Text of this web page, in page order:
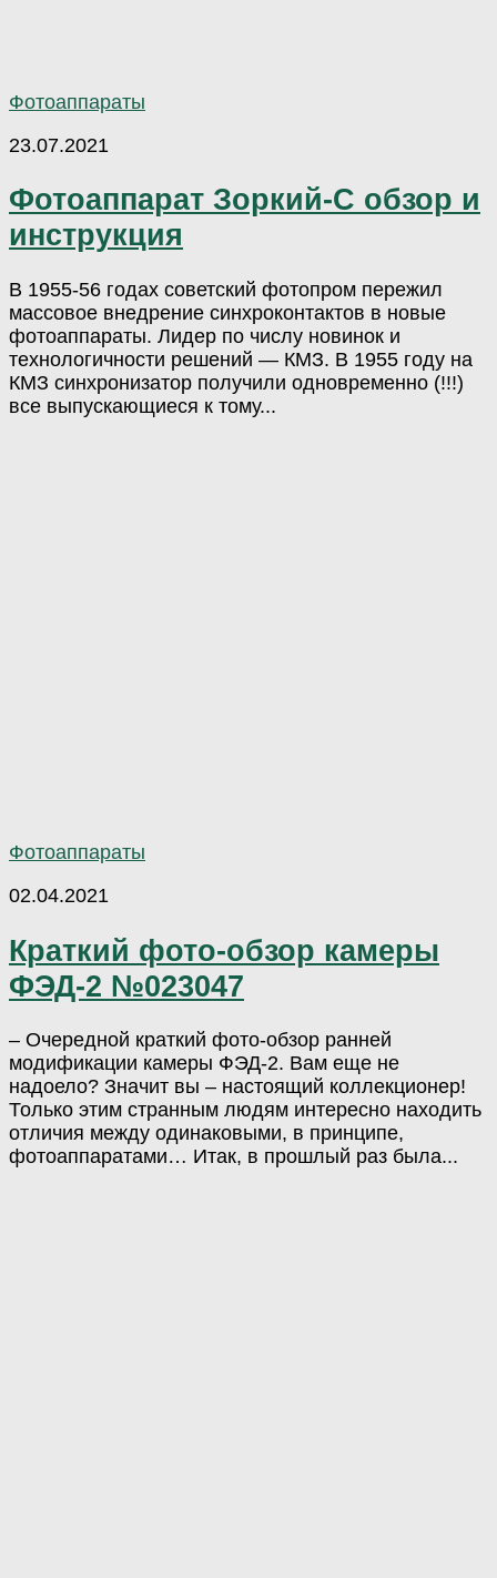
Фотоаппараты
23.07.2021
Фотоаппарат Зоркий-С обзор и
инструкция
В 1955-56 годах советский фотопром пережил
массовое внедрение синхроконтактов в новые
фотоаппараты. Лидер по числу новинок и
технологичности решений — КМЗ. В 1955 году на
КМЗ синхронизатор получили одновременно (!!!)
все выпускающиеся к тому...
Фотоаппараты
02.04.2021
Краткий фото-обзор камеры
ФЭД-2 №023047
– Очередной краткий фото-обзор ранней
модификации камеры ФЭД-2. Вам еще не
надоело? Значит вы – настоящий коллекционер!
Только этим странным людям интересно находить
отличия между одинаковыми, в принципе,
фотоаппаратами… Итак, в прошлый раз была...